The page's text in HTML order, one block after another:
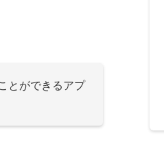
とができるアプ